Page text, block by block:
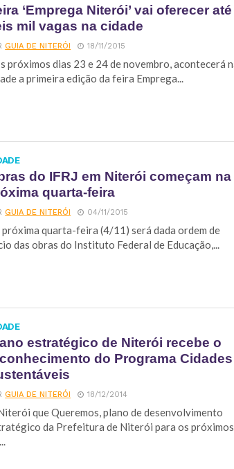
‘Emprega Niterói’ vai oferecer até
mil vagas na cidade
GUIA DE NITERÓI 18/11/2015
próximos dias 23 e 24 de novembro, acontecerá
a primeira edição da feira Emprega...
do IFRJ em Niterói começam na
quarta-feira
GUIA DE NITERÓI 04/11/2015
próxima quarta-feira (4/11) será dada ordem de
das obras do Instituto Federal de Educação,...
estratégico de Niterói recebe o
do Programa Cidades
GUIA DE NITERÓI 18/12/2014
que Queremos, plano de desenvolvimento
da Prefeitura de Niterói para os próximos